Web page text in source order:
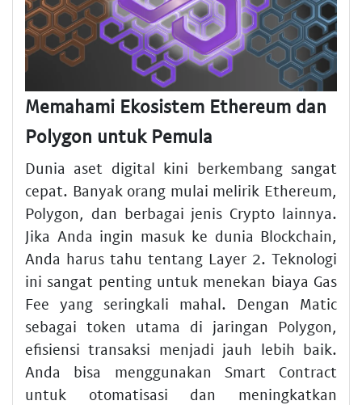
Memahami Ekosistem Ethereum dan
Polygon untuk Pemula
Dunia aset digital kini berkembang sangat
cepat. Banyak orang mulai melirik Ethereum,
Polygon, dan berbagai jenis Crypto lainnya.
Jika Anda ingin masuk ke dunia Blockchain,
Anda harus tahu tentang Layer 2. Teknologi
ini sangat penting untuk menekan biaya Gas
Fee yang seringkali mahal. Dengan Matic
sebagai token utama di jaringan Polygon,
efisiensi transaksi menjadi jauh lebih baik.
Anda bisa menggunakan Smart Contract
untuk otomatisasi dan meningkatkan